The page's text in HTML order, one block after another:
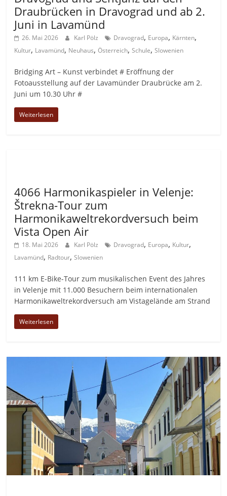
Draubrücken in Dravograd und ab 2.
Juni in Lavamünd
26. Mai 2026 Karl Pölz Dravograd, Europa, Kärnten,
Kultur, Lavamünd, Neuhaus,Österreich,Schule,Slowenien
Bridging Art – Kunst verbindet # Eröffnung der
Fotoausstellung auf der Lavamünder Draubrücke am 2.
Juni um 10.30 Uhr #
Weiterlesen
4066 Harmonikaspieler in Velenje:
Štrekna-Tour zum
Harmonikaweltrekordversuch beim
Vista Open Air
18. Mai 2026 Karl Pölz Dravograd, Europa, Kultur,
Lavamünd, Radtour,Slowenien
111 km E-Bike-Tour zum musikalischen Event des Jahres
in Velenje mit 11.000 Besuchern beim internationalen
Harmonikaweltrekordversuch am Vistagelände am Strand
Weiterlesen